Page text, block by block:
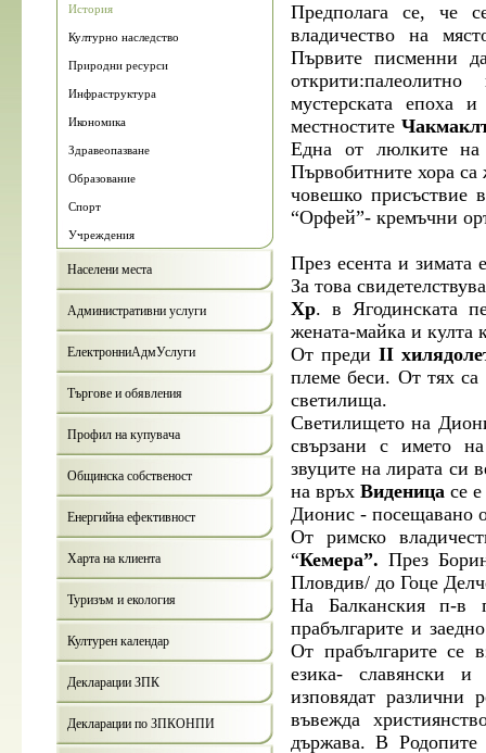
История
Културно наследство
Природни ресурси
Инфраструктура
Икономика
Здравеопазване
Образование
Спорт
Учреждения
Населени места
Административни услуги
ЕлектронниАдмУслуги
Търгове и обявления
Профил на купувача
Общинска собственост
Енергийна ефективност
Харта на клиента
Туризъм и екология
Културен календар
Декларации ЗПК
Декларации по ЗПКОНПИ
Предполага се, че
владичество на
Първите писменни
мустерската епоха
местностите
Една от люлките на
Първобитните хора
човешко присъствие
“Орфей”- кремъчни
През есента и зимата
За това
Хр. в Ягодинската
жената-майка и култа
От преди ІІ
племе беси. От тях
светилища.
Светилището на
свързани с името
звуците на лирата си
на връхВиденица се
Дионис - посещавано
От римско
“Кемера”. През
Пловдив/ до Гоце
На Балканския п-в
прабългарите и
От прабългарите се
езика- славянски и
изповядат различни
въвежда
държава. В Родопите